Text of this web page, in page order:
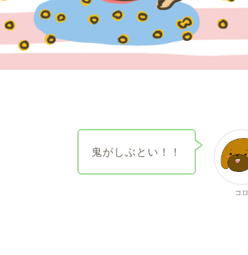
コロ­
鬼がしぶとい！！